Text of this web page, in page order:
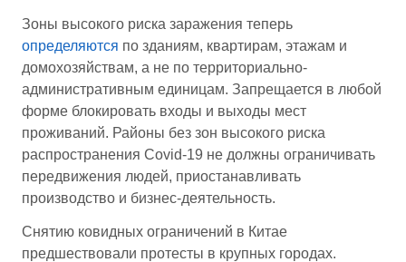
Зоны высокого риска заражения теперь
определяются по зданиям, квартирам, этажам и
домохозяйствам, а не по территориально-
административным единицам. Запрещается в любой
форме блокировать входы и выходы мест
проживаний. Районы без зон высокого риска
распространения Covid-19 не должны ограничивать
передвижения людей, приостанавливать
производство и бизнес-деятельность.
Снятию ковидных ограничений в Китае
предшествовали протесты в крупных городах.